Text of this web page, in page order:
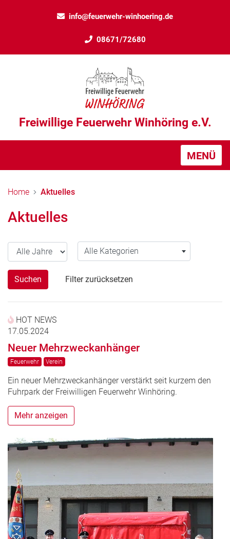
info@feuerwehr-winhoering.de
08671/72680
Freiwillige Feuerwehr Winhöring e.V.
MENÜ
Home Aktuelles
Aktuelles
Alle Jahre Alle Kategorien
Alle Kategorien
Suchen Filter zurücksetzen
HOT NEWS
17.05.2024
Neuer Mehrzweckanhänger
Feuerwehr Verein
Ein neuer Mehrzweckanhänger verstärkt seit kurzem den
Fuhrpark der Freiwilligen Feuerwehr Winhöring.
Mehr anzeigen